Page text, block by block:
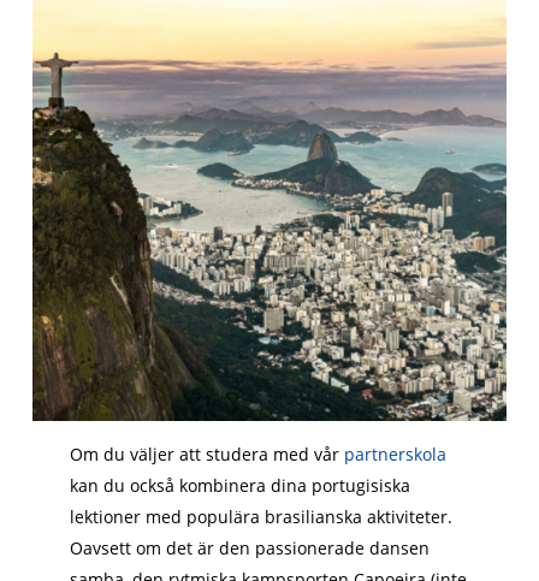
Om du väljer att studera med vår partnerskola
kan du också kombinera dina portugisiska
lektioner med populära brasilianska aktiviteter.
Oavsett om det är den passionerade dansen